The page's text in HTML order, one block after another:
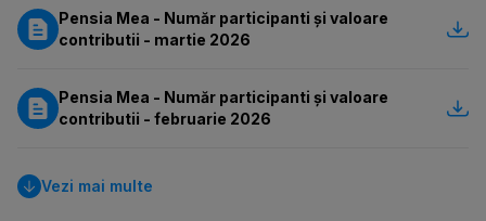
Pensia Mea - Număr participanti și valoare
contributii - martie 2026
Pensia Mea - Număr participanti și valoare
contributii - februarie 2026
Vezi mai multe